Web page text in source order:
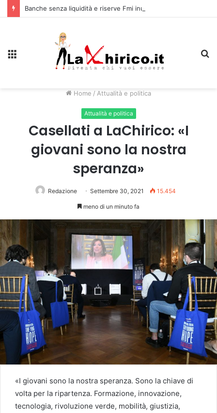
Home / Attualità e politica
Attualità e politica
Casellati a LaChirico: «I
giovani sono la nostra
speranza»
Redazione Settembre 30, 2021 15.454
meno di un minuto fa
«I giovani sono la nostra speranza. Sono la chiave di
volta per la ripartenza. Formazione, innovazione,
tecnologia, rivoluzione verde, mobilità, giustizia,